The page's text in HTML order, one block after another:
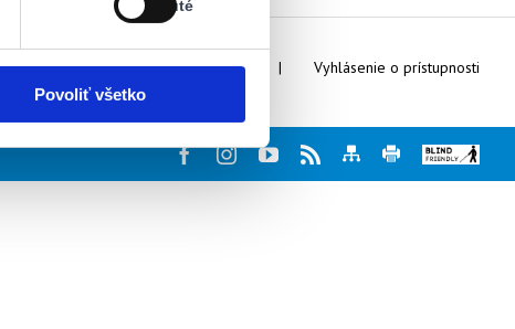
Vypnuté
Povoliť všetko
Webmaster Kontakty Vyhlásenie o prístupnosti
FacebookInstagram
Youtube
RssMapaTlač
Blind